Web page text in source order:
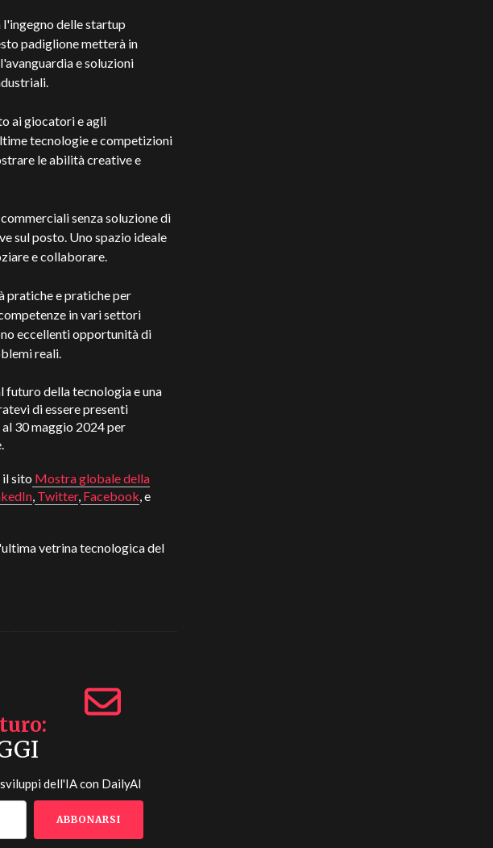
delle startup
padiglione metterà in
e soluzioni
ai giocatori e agli
tecnologie e competizioni
le abilità creative e
senza soluzione di
sul posto. Uno spazio ideale
e collaborare.
pratiche e pratiche per
in vari settori
eccellenti opportunità di
reali.
futuro della tecnologia e una
di essere presenti
30 maggio 2024 per
sito Mostra globale della
, Twitter, Facebook, e
vetrina tecnologica del
dell'IA con DailyAI